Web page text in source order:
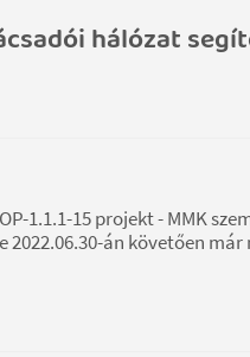
hálózat
1.1.1-15 projekt - MMK
án követően már